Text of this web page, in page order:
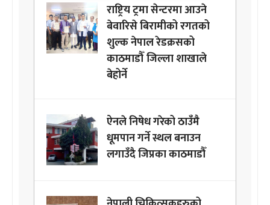
राष्ट्रिय ट्रमा सेन्टरमा आउने
बेवारिसे बिरामीको रगतको
शुल्क नेपाल रेडक्रसको
काठमाडौँ जिल्ला शाखाले
बेहोर्ने
ऐनले निषेध गरेको ठाउँमै
धूमपान गर्ने स्थल बनाउन
लगाउँदै जिप्रका काठमाडौँ